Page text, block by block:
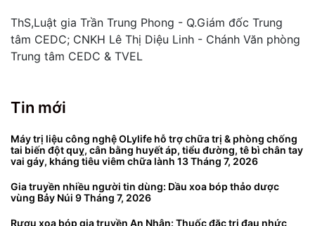
ThS,Luật gia Trần Trung Phong - Q.Giám đốc Trung
tâm CEDC; CNKH Lê Thị Diệu Linh - Chánh Văn phòng
Trung tâm CEDC & TVEL
Tin mới
Máy trị liệu công nghệ OLylife hỗ trợ chữa trị & phòng chống
tai biến đột quỵ, cân bằng huyết áp, tiểu đường, tê bì chân tay
vai gáy, kháng tiêu viêm chữa lành 13 Tháng 7, 2026
Gia truyền nhiều người tin dùng: Dầu xoa bóp thảo dược
vùng Bảy Núi 9 Tháng 7, 2026
Rượu xoa bóp gia truyền An Nhân: Thuốc đặc trị đau nhức